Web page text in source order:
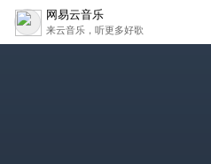
网易云音乐
来云音乐，听更多好歌